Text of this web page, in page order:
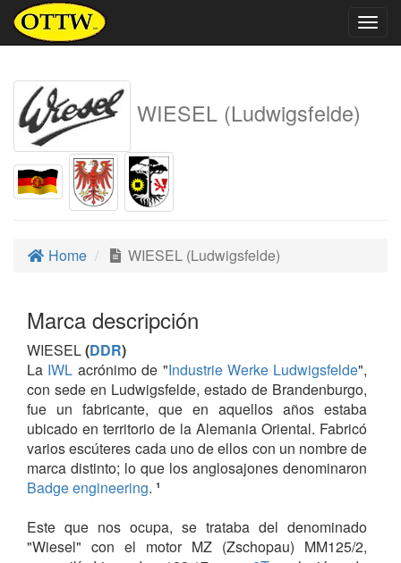
WIESEL (Ludwigsfelde)
Home WIESEL (Ludwigsfelde)
Marca descripción
WIESEL(DDR)
La IWL acrónimo de "Industrie Werke Ludwigsfelde",
con sede en Ludwigsfelde, estado de Brandenburgo,
fue un fabricante, que en aquellos años estaba
ubicado en territorio de la Alemania Oriental. Fabricó
varios escúteres cada uno de ellos con un nombre de
marca distinto; lo que los anglosajones denominaron
Badge engineering. ¹
Este que nos ocupa, se trataba del denominado
"Wiesel" con el motor MZ (Zschopau) MM125/2,